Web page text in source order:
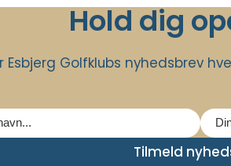
Hold dig
Golfklubs nyhedsbrev
Tilmeld